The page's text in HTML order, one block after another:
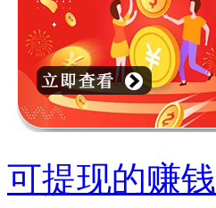
可提现的赚钱